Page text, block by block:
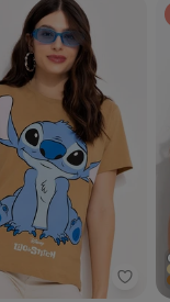
Feminina em